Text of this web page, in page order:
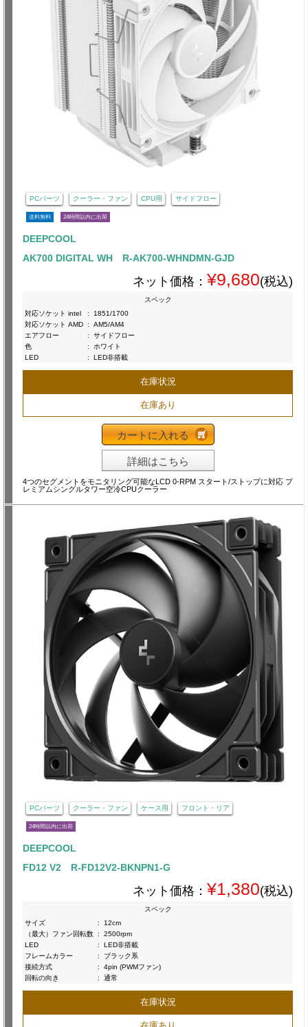
PCパーツ クーラー・ファン CPU用 サイドフロー
送料無料 24時間以内に出荷
DEEPCOOL
AK700 DIGITAL WH R-AK700-WHNDMN-GJD
ネット価格： ¥9,680(税込)
スペック
対応ソケット intel
:
1851/1700
対応ソケット AMD :
AM5/AM4
エアフロー
:
サイドフロー
色
:
ホワイト
LED
: LED非搭載
在庫状況
在庫あり
カートに入れる
詳細はこちら
4つのセグメントをモニタリング可能なLCD 0-RPM スタート/ストップに対応 プ
レミアムシングルタワー空冷CPUクーラー
PCパーツ クーラー・ファン ケース用 フロント・リア
24時間以内に出荷
DEEPCOOL
FD12 V2 R-FD12V2-BKNPN1-G
ネット価格： ¥1,380(税込)
スペック
サイズ
:
12cm
（最大）ファン回転数 :
2500rpm
LED
:
LED非搭載
フレームカラー
:
ブラック系
接続方式
:
4pin (PWMファン)
回転の向き
: 通常
在庫状況